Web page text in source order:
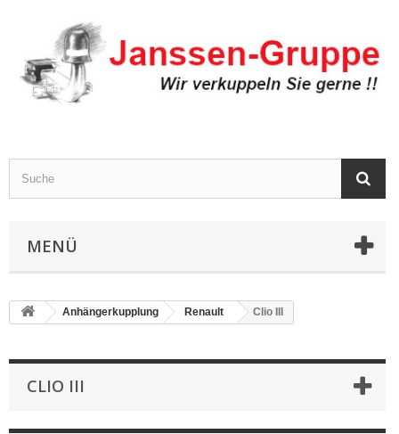
MENÜ
Anhängerkupplung Renault Clio III
CLIO III